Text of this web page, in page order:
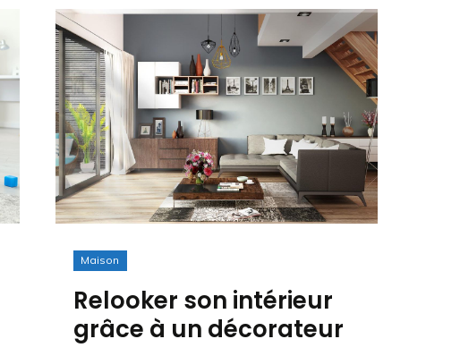
Maison
Relooker son intérieur
grâce à un décorateur